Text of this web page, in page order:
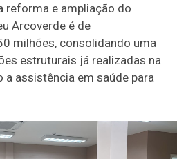
reforma e ampliação do
Arcoverde é de
milhões, consolidando uma
estruturais já realizadas na
assistência em saúde para